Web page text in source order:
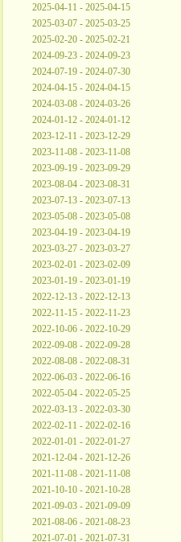
2025-04-11 - 2025-04-15
2025-03-07 - 2025-03-25
2025-02-20 - 2025-02-21
2024-09-23 - 2024-09-23
2024-07-19 - 2024-07-30
2024-04-15 - 2024-04-15
2024-03-08 - 2024-03-26
2024-01-12 - 2024-01-12
2023-12-11 - 2023-12-29
2023-11-08 - 2023-11-08
2023-09-19 - 2023-09-29
2023-08-04 - 2023-08-31
2023-07-13 - 2023-07-13
2023-05-08 - 2023-05-08
2023-04-19 - 2023-04-19
2023-03-27 - 2023-03-27
2023-02-01 - 2023-02-09
2023-01-19 - 2023-01-19
2022-12-13 - 2022-12-13
2022-11-15 - 2022-11-23
2022-10-06 - 2022-10-29
2022-09-08 - 2022-09-28
2022-08-08 - 2022-08-31
2022-06-03 - 2022-06-16
2022-05-04 - 2022-05-25
2022-03-13 - 2022-03-30
2022-02-11 - 2022-02-16
2022-01-01 - 2022-01-27
2021-12-04 - 2021-12-26
2021-11-08 - 2021-11-08
2021-10-10 - 2021-10-28
2021-09-03 - 2021-09-09
2021-08-06 - 2021-08-23
2021-07-01 - 2021-07-31